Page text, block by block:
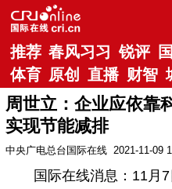
推荐 春风习习 锐评
体育 原创 直播 财智
周世立：企业应依靠
实现节能减排
中央广电总台国际在线 2021-11-09
国际在线消息：11月7